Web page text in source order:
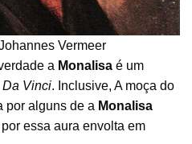
Vermeer
a Monalisa é um
Vinci. Inclusive, A moça do
por alguns de a Monalisa
essa aura envolta em